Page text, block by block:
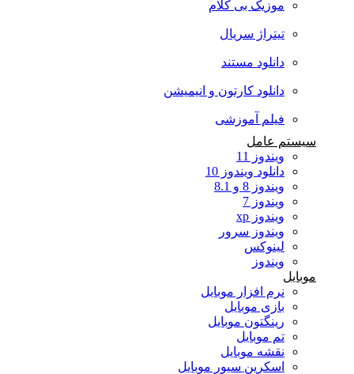
موزیک بی کلام
تیتراژ سریال
دانلود مستند
دانلود کارتون و انیمیشن
فیلم آموزشی
سیستم عامل
ویندوز 11
دانلود ویندوز 10
ویندوز 8 و 8.1
ویندوز 7
ویندوز xp
ویندوز سرور
لینوکس
ویندوز
موبایل
نرم افزار موبایل
بازی موبایل
رینگتون موبایل
تم موبایل
نقشه موبایل
اسکرین سیور موبایل